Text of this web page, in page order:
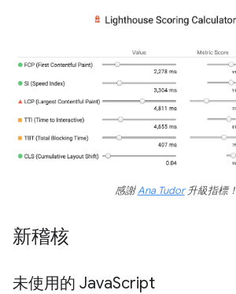
感謝Ana Tudor升級指標！
新稽核
未使用的 JavaScript